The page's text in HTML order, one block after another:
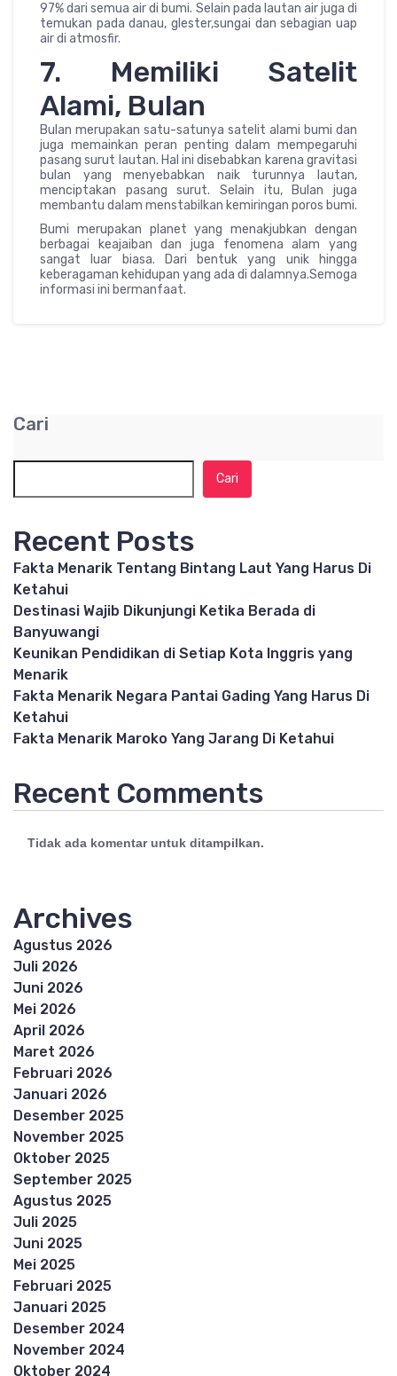
97% dari semua air di bumi. Selain pada lautan air juga di
temukan pada danau, glester,sungai dan sebagian uap
air di atmosfir.
7. Memiliki Satelit
Alami, Bulan
Bulan merupakan satu-satunya satelit alami bumi dan
juga memainkan peran penting dalam mempegaruhi
pasang surut lautan. Hal ini disebabkan karena gravitasi
bulan yang menyebabkan naik turunnya lautan,
menciptakan pasang surut. Selain itu, Bulan juga
membantu dalam menstabilkan kemiringan poros bumi.
Bumi merupakan planet yang menakjubkan dengan
berbagai keajaiban dan juga fenomena alam yang
sangat luar biasa. Dari bentuk yang unik hingga
keberagaman kehidupan yang ada di dalamnya.Semoga
informasi ini bermanfaat.
Cari
Cari
Recent Posts
Fakta Menarik Tentang Bintang Laut Yang Harus Di
Ketahui
Destinasi Wajib Dikunjungi Ketika Berada di
Banyuwangi
Keunikan Pendidikan di Setiap Kota Inggris yang
Menarik
Fakta Menarik Negara Pantai Gading Yang Harus Di
Ketahui
Fakta Menarik Maroko Yang Jarang Di Ketahui
Recent Comments
Tidak ada komentar untuk ditampilkan.
Archives
Agustus 2026
Juli 2026
Juni 2026
Mei 2026
April 2026
Maret 2026
Februari 2026
Januari 2026
Desember 2025
November 2025
Oktober 2025
September 2025
Agustus 2025
Juli 2025
Juni 2025
Mei 2025
Februari 2025
Januari 2025
Desember 2024
November 2024
Oktober 2024